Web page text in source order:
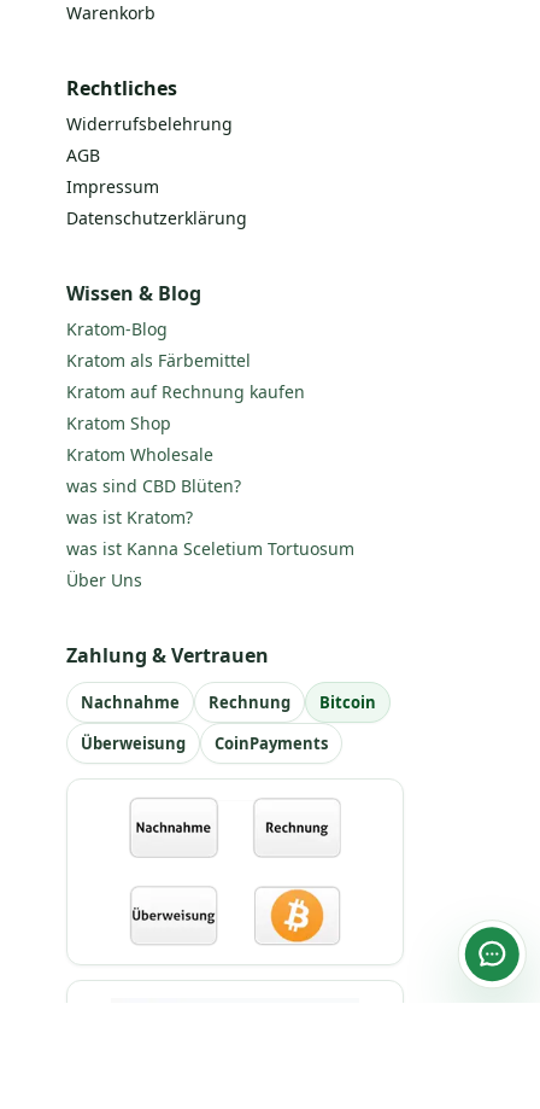
Warenkorb
Rechtliches
Widerrufsbelehrung
AGB
Impressum
Datenschutzerklärung
Wissen & Blog
Kratom-Blog
Kratom als Färbemittel
Kratom auf Rechnung kaufen
Kratom Shop
Kratom Wholesale
was sind CBD Blüten?
was ist Kratom?
was ist Kanna Sceletium Tortuosum
Über Uns
Zahlung & Vertrauen
Nachnahme Rechnung
Bitcoin
Überweisung
CoinPayments